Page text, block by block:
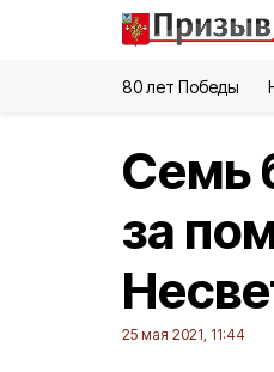
80 лет Победы
Семь
за
25 мая 2021, 11:44